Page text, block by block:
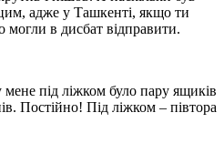
адже у Ташкенті, якщо ти
могли в дисбат відправити.
під ліжком було пару ящиків
Постійно! Під ліжком – півтора